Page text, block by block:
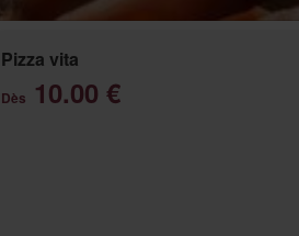
Pizza vita
Dès 10.00 €